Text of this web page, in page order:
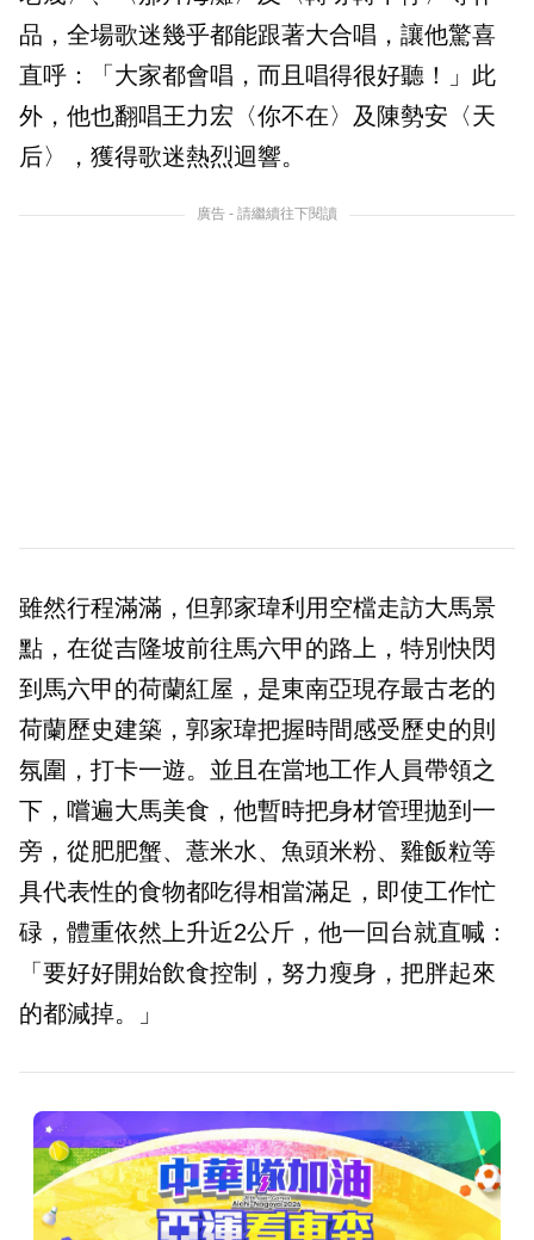
品，全場歌迷幾乎都能跟著大合唱，讓他驚喜
直呼：「大家都會唱，而且唱得很好聽！」此
外，他也翻唱王力宏〈你不在〉及陳勢安〈天
后〉，獲得歌迷熱烈迴響。
廣告 - 請繼續往下閱讀
雖然行程滿滿，但郭家瑋利用空檔走訪大馬景
點，在從吉隆坡前往馬六甲的路上，特別快閃
到馬六甲的荷蘭紅屋，是東南亞現存最古老的
荷蘭歷史建築，郭家瑋把握時間感受歷史的則
氛圍，打卡一遊。並且在當地工作人員帶領之
下，嚐遍大馬美食，他暫時把身材管理拋到一
旁，從肥肥蟹、薏米水、魚頭米粉、雞飯粒等
具代表性的食物都吃得相當滿足，即使工作忙
碌，體重依然上升近2公斤，他一回台就直喊：
「要好好開始飲食控制，努力瘦身，把胖起來
的都減掉。」